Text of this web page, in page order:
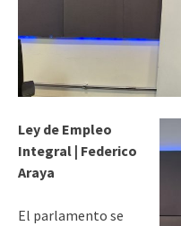
Ley de Empleo
Integral | Federico
Araya
El parlamento se